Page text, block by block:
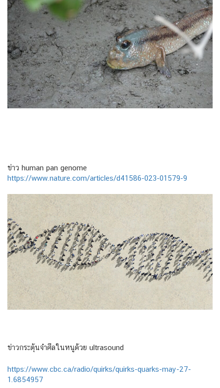
ข่าว human pan genome
https://www.nature.com/articles/d41586-023-01579-9
ข่าวกระตุ้นจำศีลในหนูด้วย ultrasound
https://www.cbc.ca/radio/quirks/quirks-quarks-may-27-
1.6854957